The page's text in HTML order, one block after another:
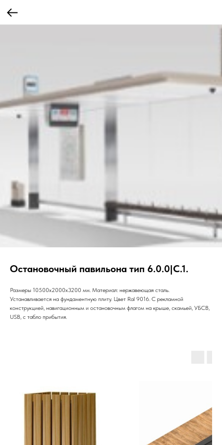
Остановочный павильона тип 6.0.0|С.1.
Размеры 10500х2000х3200 мм. Материал: нержавеющая сталь.
Устанавливается на фундаментную плиту. Цвет Ral 9016. С рекламной
конструкцией, навигационным и остановочным флагом на крыше, скамьей, УБСВ,
USB, с табло прибытия.